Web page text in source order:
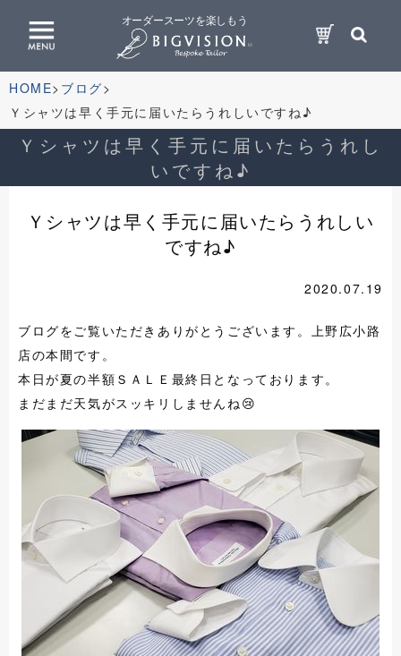
オーダースーツを楽しもう
HOME ブログ
Ｙシャツは早く手元に届いたらうれしいですね♪
Ｙシャツは早く手元に届いたらうれし
いですね♪
Ｙシャツは早く手元に届いたらうれしい
ですね♪
2020.07.19
ブログをご覧いただきありがとうございます。上野広小路
店の本間です。
本日が夏の半額ＳＡＬＥ最終日となっております。
まだまだ天気がスッキリしませんね😢